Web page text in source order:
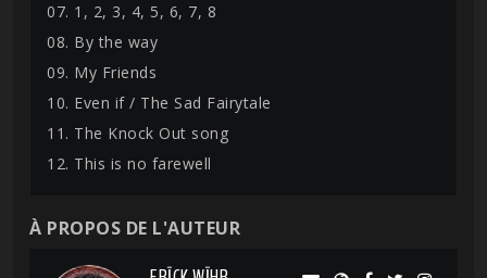
07. 1, 2, 3, 4, 5, 6, 7, 8
08. By the way
09. My Friends
10. Even if / The Sad Fairytale
11. The Knock Out song
12. This is no farewell
À PROPOS DE L'AUTEUR